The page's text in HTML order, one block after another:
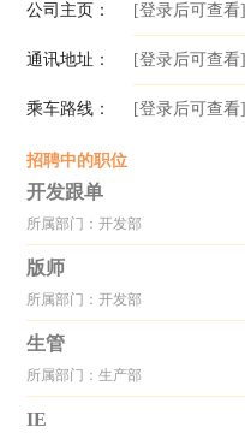
公司主页： [登录后可查看]
通讯地址： [登录后可查看]
乘车路线： [登录后可查看]
招聘中的职位
开发跟单
所属部门：开发部
版师
所属部门：开发部
生管
所属部门：生产部
IE